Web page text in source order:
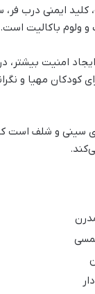
کلید ایمنی درب
و ولوم باکالیت است.
امنیت بیشتر،
کودکان مهیا و
سینی و شلف است